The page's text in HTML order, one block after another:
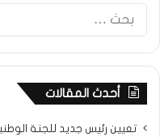
أحدث المقالات
تعيين رئيس جديد للجنة